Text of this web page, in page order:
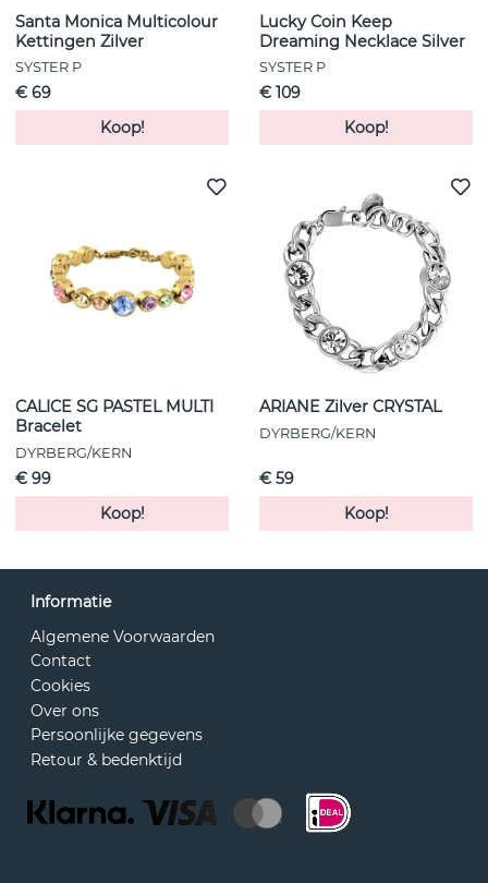
Santa Monica Multicolour
Kettingen Zilver
SYSTER P
€ 69
Koop!
Lucky Coin Keep
Dreaming Necklace Silver
SYSTER P
€ 109
Koop!
CALICE SG PASTEL MULTI
Bracelet
DYRBERG/KERN
€ 99
Koop!
ARIANE Zilver CRYSTAL
DYRBERG/KERN
€ 59
Koop!
Informatie
Algemene Voorwaarden
Contact
Cookies
Over ons
Persoonlijke gegevens
Retour & bedenktijd